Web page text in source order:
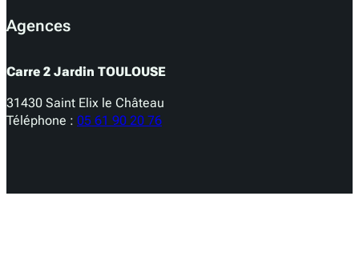
Agences
Carre 2 Jardin TOULOUSE
31430 Saint Elix le Château
Téléphone : 05 61 90 20 76